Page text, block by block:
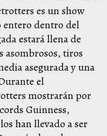
es un show
entero dentro del
estará llena de
tiros
asegurada y una
el
mostrarán por
Guinness,
han llevado a ser